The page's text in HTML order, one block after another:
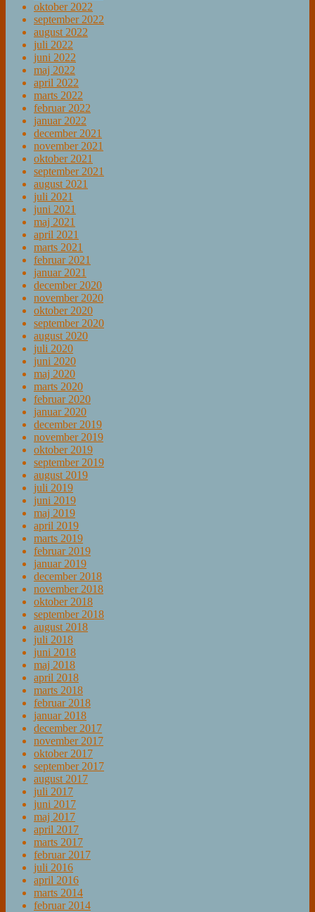
oktober 2022
september 2022
august 2022
juli 2022
juni 2022
maj 2022
april 2022
marts 2022
februar 2022
januar 2022
december 2021
november 2021
oktober 2021
september 2021
august 2021
juli 2021
juni 2021
maj 2021
april 2021
marts 2021
februar 2021
januar 2021
december 2020
november 2020
oktober 2020
september 2020
august 2020
juli 2020
juni 2020
maj 2020
marts 2020
februar 2020
januar 2020
december 2019
november 2019
oktober 2019
september 2019
august 2019
juli 2019
juni 2019
maj 2019
april 2019
marts 2019
februar 2019
januar 2019
december 2018
november 2018
oktober 2018
september 2018
august 2018
juli 2018
juni 2018
maj 2018
april 2018
marts 2018
februar 2018
januar 2018
december 2017
november 2017
oktober 2017
september 2017
august 2017
juli 2017
juni 2017
maj 2017
april 2017
marts 2017
februar 2017
juli 2016
april 2016
marts 2014
februar 2014